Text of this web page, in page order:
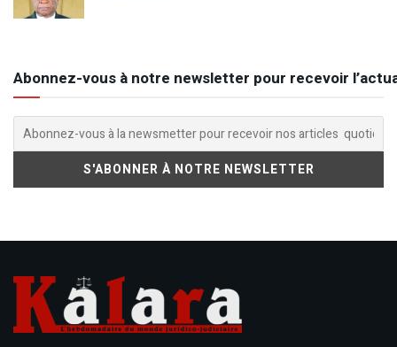
Abonnez-vous à notre newsletter pour recevoir